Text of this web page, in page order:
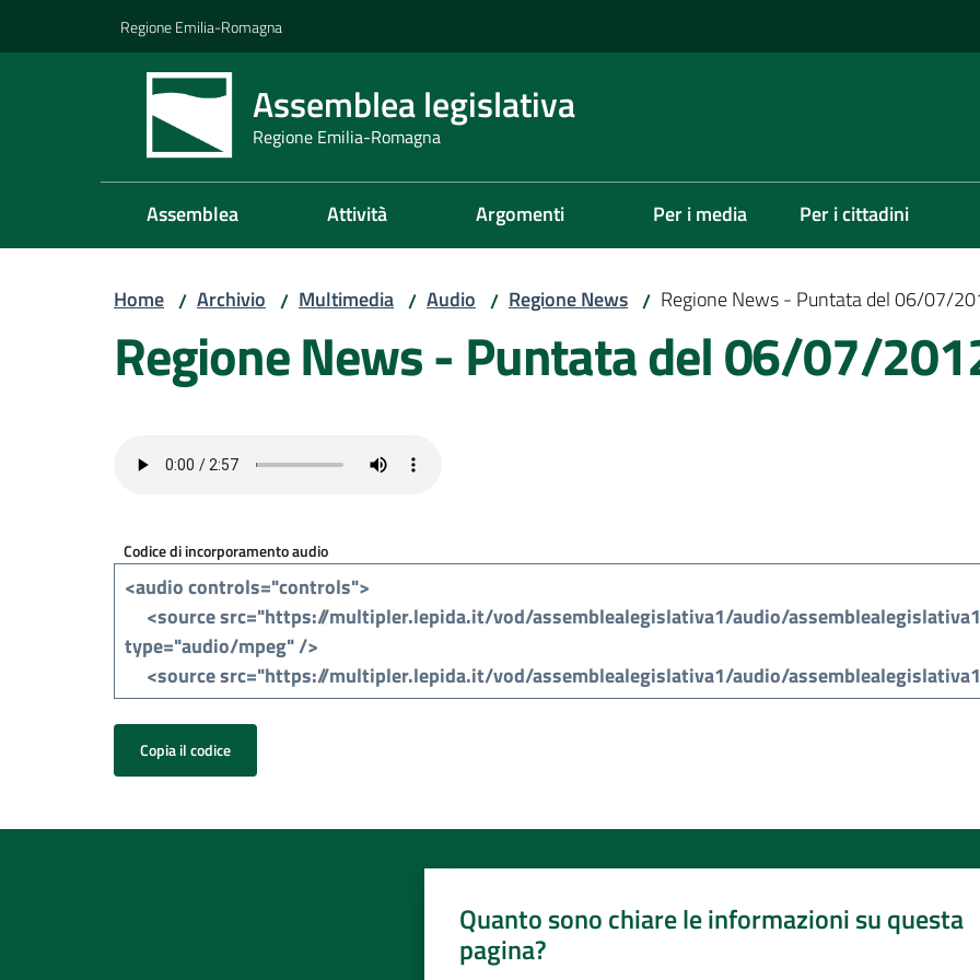
Regione Emilia-Romagna
Assemblea legislativa
Regione Emilia-Romagna
Assemblea Attività Argomenti Per i media Per i cittadini
Home / Archivio / Multimedia / Audio / Regione News / Regione News - Puntata del 06/07/
Regione News - Puntata del 06/07/
Codice di incorporamento audio
Copia il codice
Quanto sono chiare le informazioni su questa
pagina?